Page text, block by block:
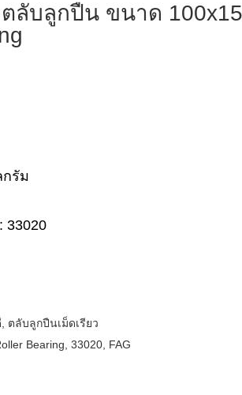
ลับลูกปืน ขนาด
กรัม
33020
ตลับลูกปืนเม็ดเรียว
Bearing 33020 FAG